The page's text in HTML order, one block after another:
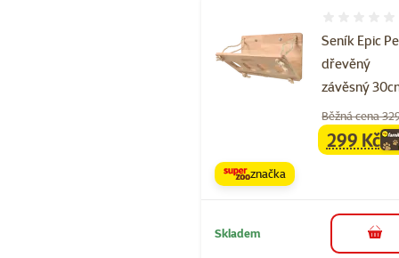
Seník Epic
dřevěný
závěsný
Běžná cena
family
299 Kč
značka
Skladem do